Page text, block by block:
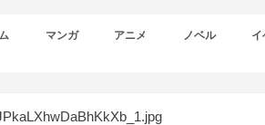
マンガ アニメ ノベル イ